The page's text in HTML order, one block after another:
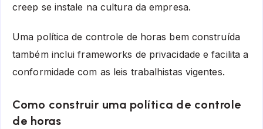
creep se instale na cultura da empresa.
Uma política de controle de horas bem construída
também inclui frameworks de privacidade e facilita a
conformidade com as leis trabalhistas vigentes.
Como construir uma política de controle
de horas